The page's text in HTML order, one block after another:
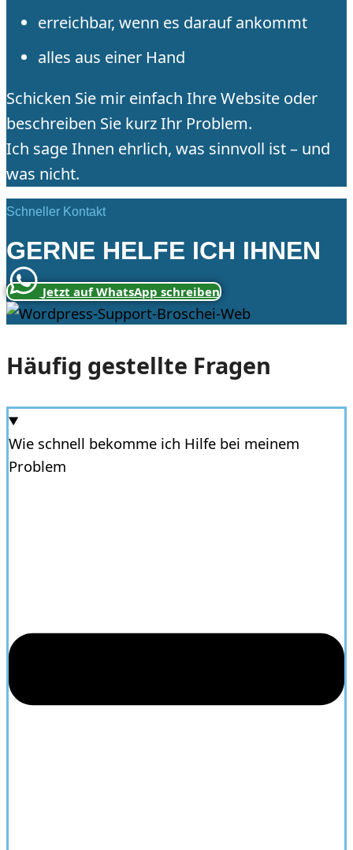
erreichbar, wenn es darauf ankommt
alles aus einer Hand
Schicken Sie mir einfach Ihre Website oder
beschreiben Sie kurz Ihr Problem.
Ich sage Ihnen ehrlich, was sinnvoll ist – und
was nicht.
Schneller Kontakt
GERNE HELFE ICH IHNEN
Jetzt auf WhatsApp schreiben
Häufig gestellte Fragen
Wie schnell bekomme ich Hilfe bei meinem
Problem